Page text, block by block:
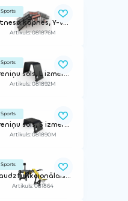
Sports
Fitnesa kāpnes, Y-veida modelis, kreisās puses versija
Artikuls: 081876M
Sports
Treniņu sols, L izmērs, 60cm
Artikuls: 081892M
Sports
Treniņu sols, S izmērs, 30cm
Artikuls: 081890M
Sports
Daudzfunkcionālais sols (slīpā leņķī)
Artikuls: 081864